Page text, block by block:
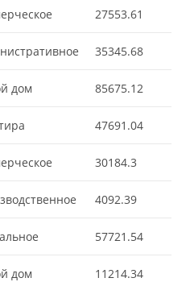
27553.61
35345.68
дом 85675.12
47691.04
30184.3
4092.39
57721.54
дом 11214.34